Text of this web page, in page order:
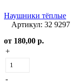
Наушники тёплые
Артикул: 32 9297
от 180,00 р.
+
-